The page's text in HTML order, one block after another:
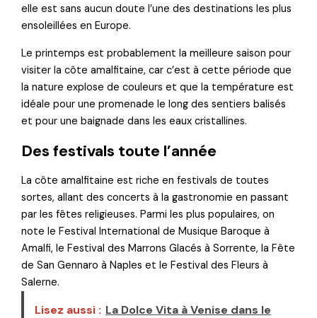
elle est sans aucun doute l’une des destinations les plus
ensoleillées en Europe.
Le printemps est probablement la meilleure saison pour
visiter la côte amalfitaine, car c’est à cette période que
la nature explose de couleurs et que la température est
idéale pour une promenade le long des sentiers balisés
et pour une baignade dans les eaux cristallines.
Des festivals toute l’année
La côte amalfitaine est riche en festivals de toutes
sortes, allant des concerts à la gastronomie en passant
par les fêtes religieuses. Parmi les plus populaires, on
note le Festival International de Musique Baroque à
Amalfi, le Festival des Marrons Glacés à Sorrente, la Fête
de San Gennaro à Naples et le Festival des Fleurs à
Salerne.
Lisez aussi : La Dolce Vita à Venise dans le